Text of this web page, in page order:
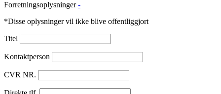
Forretningsoplysninger -
*Disse oplysninger vil ikke blive offentliggjort
Titel
Kontaktperson
CVR NR.